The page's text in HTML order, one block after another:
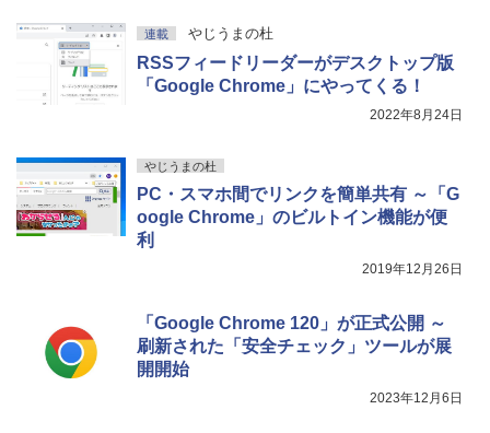
連載 やじうまの杜
RSSフィードリーダーがデスクトップ版
「Google Chrome」にやってくる！
2022年8月24日
やじうまの杜
PC・スマホ間でリンクを簡単共有 ～「G
oogle Chrome」のビルトイン機能が便
利
2019年12月26日
「Google Chrome 120」が正式公開 ～
刷新された「安全チェック」ツールが展
開開始
2023年12月6日